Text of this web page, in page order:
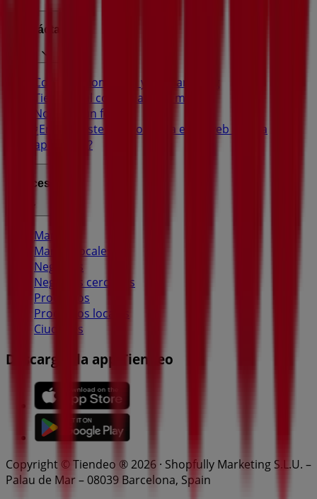
Contáctanos
Contacto comercial y de marketing
Tienda mal colocada en el mapa
Notificar un folleto
¿Encontraste un problema en la web o en la
aplicación?
Índices
Marcas
Marcas locales
Negocios
Negocios cercanos
Productos
Productos locales
Ciudades
Descargar la app Tiendeo
Copyright © Tiendeo ® 2026 · Shopfully Marketing S.L.U. –
Palau de Mar – 08039 Barcelona, Spain